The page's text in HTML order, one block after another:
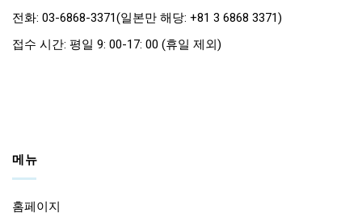
전화: 03-6868-3371(일본만 해당: +81 3 6868 3371)
접수 시간: 평일 9: 00-17: 00 (휴일 제외)
메뉴
홈페이지